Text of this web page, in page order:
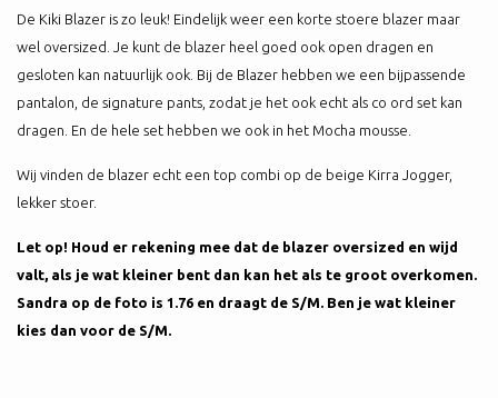
De Kiki Blazer is zo leuk! Eindelijk weer een korte stoere blazer maar
wel oversized. Je kunt de blazer heel goed ook open dragen en
gesloten kan natuurlijk ook. Bij de Blazer hebben we een bijpassende
pantalon, de signature pants, zodat je het ook echt als co ord set kan
dragen. En de hele set hebben we ook in het Mocha mousse.
Wij vinden de blazer echt een top combi op de beige Kirra Jogger,
lekker stoer.
Let op! Houd er rekening mee dat de blazer oversized en wijd
valt, als je wat kleiner bent dan kan het als te groot overkomen.
Sandra op de foto is 1.76 en draagt de S/M. Ben je wat kleiner
kies dan voor de S/M.